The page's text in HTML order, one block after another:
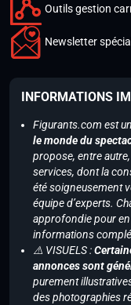
Outils gestion
Newsletter
INFORMATIONS
Figurants.com est
le monde du
propose, entre
services, dont la
été soigneusement
équipe d’experts.
approfondie pour
informations
⚠️ VISUELS :
annonces sont
purement
des photographies